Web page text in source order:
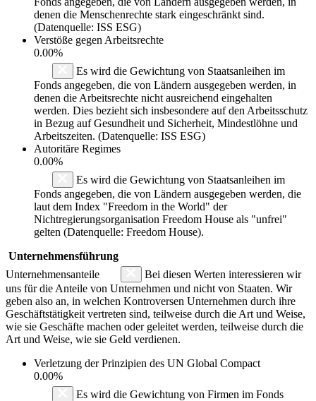
denen die Menschenrechte stark eingeschränkt sind.
(Datenquelle: ISS ESG)
Verstöße gegen Arbeitsrechte
0.00%
Es wird die Gewichtung von Staatsanleihen im
Fonds angegeben, die von Ländern ausgegeben werden, in
denen die Arbeitsrechte nicht ausreichend eingehalten
werden. Dies bezieht sich insbesondere auf den Arbeitsschutz
in Bezug auf Gesundheit und Sicherheit, Mindestlöhne und
Arbeitszeiten. (Datenquelle: ISS ESG)
Autoritäre Regimes
0.00%
Es wird die Gewichtung von Staatsanleihen im
Fonds angegeben, die von Ländern ausgegeben werden, die
laut dem Index "Freedom in the World" der
Nichtregierungsorganisation Freedom House als "unfrei"
gelten (Datenquelle: Freedom House).
Unternehmensführung
Unternehmensanteile
Bei diesen Werten interessieren wir
uns für die Anteile von Unternehmen und nicht von Staaten. Wir
geben also an, in welchen Kontroversen Unternehmen durch ihre
Geschäftstätigkeit vertreten sind, teilweise durch die Art und Weise,
wie sie Geschäfte machen oder geleitet werden, teilweise durch die
Art und Weise, wie sie Geld verdienen.
Verletzung der Prinzipien des UN Global Compact
0.00%
Es wird die Gewichtung von Firmen im Fonds